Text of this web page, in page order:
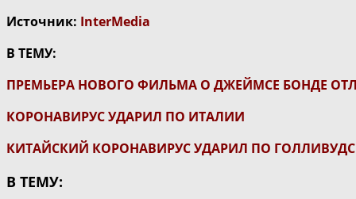
Источник: InterMedia
В ТЕМУ:
ПРЕМЬЕРА НОВОГО ФИЛЬМА О ДЖЕЙМСЕ БОНДЕ
КОРОНАВИРУС УДАРИЛ ПО ИТАЛИИ
КИТАЙСКИЙ КОРОНАВИРУС УДАРИЛ ПО
В ТЕМУ: